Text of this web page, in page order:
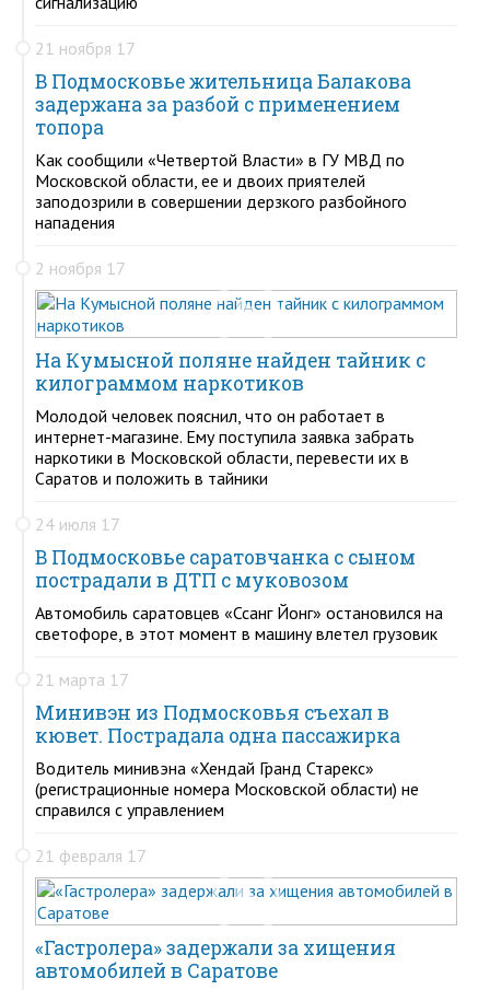
21 ноября 17
В Подмосковье жительница Балакова
задержана за разбой с применением
топора
Как сообщили «Четвертой Власти» в ГУ МВД по
Московской области, ее и двоих приятелей
заподозрили в совершении дерзкого разбойного
нападения
2 ноября 17
На Кумысной поляне найден тайник с
килограммом наркотиков
Молодой человек пояснил, что он работает в
интернет-магазине. Ему поступила заявка забрать
наркотики в Московской области, перевести их в
Саратов и положить в тайники
24 июля 17
В Подмосковье саратовчанка с сыном
пострадали в ДТП с муковозом
Автомобиль саратовцев «Ссанг Йонг» остановился на
светофоре, в этот момент в машину влетел грузовик
21 марта 17
Минивэн из Подмосковья съехал в
кювет. Пострадала одна пассажирка
Водитель минивэна «Хендай Гранд Старекс»
(регистрационные номера Московской области) не
справился с управлением
21 февраля 17
«Гастролера» задержали за хищения
автомобилей в Саратове